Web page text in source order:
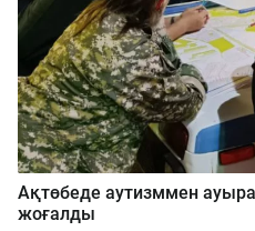
Ақтөбеде аутизммен
жоғалды